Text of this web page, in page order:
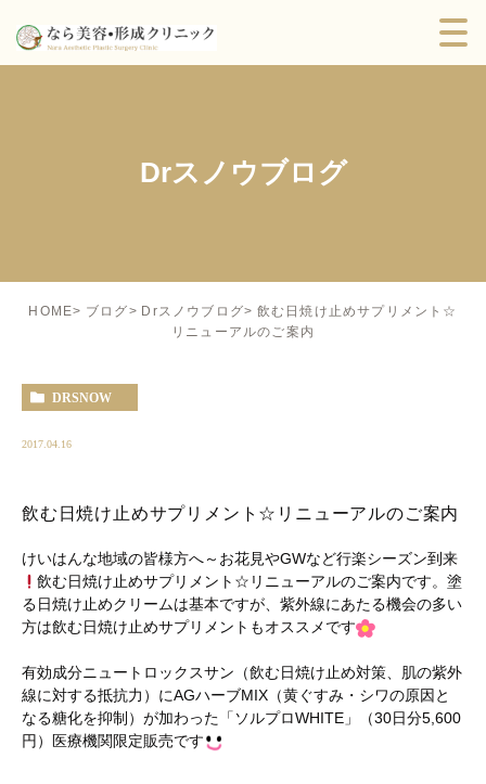
Drスノウブログ
HOME ブログ Drスノウブログ
飲む日焼け止めサプリメント☆
リニューアルのご案内
DRSNOW
2017.04.16
飲む日焼け止めサプリメント☆リニューアルのご案内
けいはんな地域の皆様方へ～お花見やGWなど行楽シーズン到来
飲む日焼け止めサプリメント☆リニューアルのご案内です。塗
る日焼け止めクリームは基本ですが、紫外線にあたる機会の多い
方は飲む日焼け止めサプリメントもオススメです
有効成分ニュートロックスサン（飲む日焼け止め対策、肌の紫外
線に対する抵抗力）にAGハーブMIX（黄ぐすみ・シワの原因と
なる糖化を抑制）が加わった「ソルプロWHITE」（30日分5,600
円）医療機関限定販売です